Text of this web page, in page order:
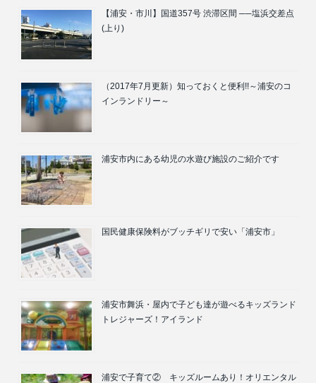
【浦安・市川】国道357号 渋滞区間 ──塩浜交差点
(上り)
（2017年7月更新）知っておくと便利!!～浦安のコ
インランドリー～
浦安市内にある幼児の水遊び施設のご紹介です
国民健康保険料がブッチギリで安い「浦安市」
浦安市舞浜・屋内で子ども達が遊べるキッズランド
トレジャーズ！アイランド
浦安で子育て② キッズルームあり！オリエンタル